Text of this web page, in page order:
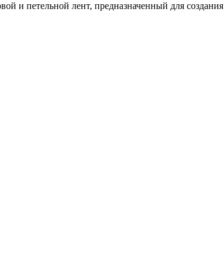
и петельной лент, предназначенный для создания